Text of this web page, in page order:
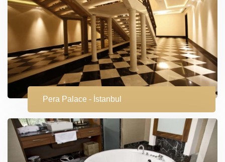
Pera Palace - İstanbul